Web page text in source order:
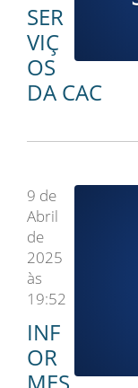
SER
VIÇ
OS
DA CAC
9 de
Abril
de
2025
às
19:52
INF
OR
MES